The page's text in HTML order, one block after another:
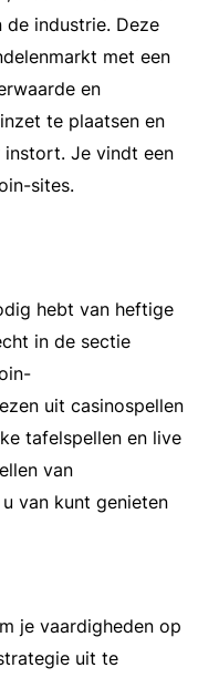
industrie. Deze
met een
en
te plaatsen en
Je vindt een
sites.
hebt van heftige
in de sectie
uit casinospellen
tafelspellen en live
van
van kunt genieten
je vaardigheden op
uit te